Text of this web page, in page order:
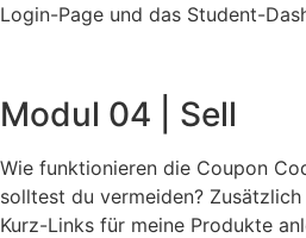
Login-Page und das Student-
Modul 04 | Sell
Wie funktionieren die Coupon
solltest du vermeiden?
Kurz-Links für meine Produkte